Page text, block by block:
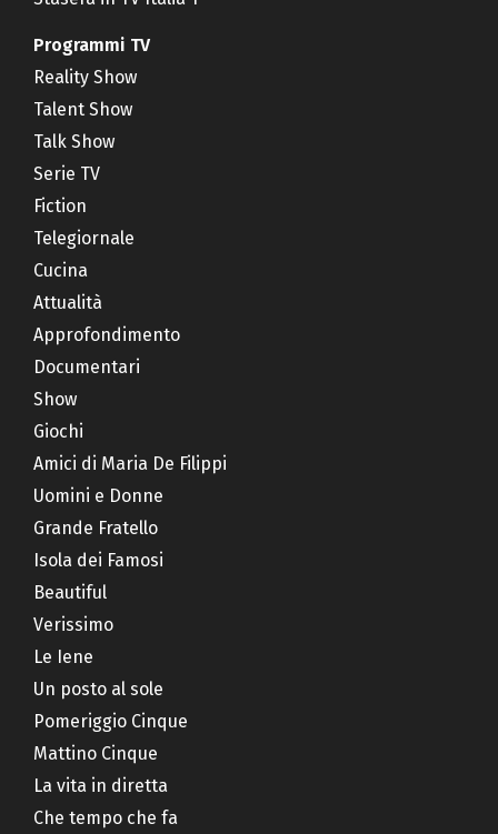
Programmi TV
Reality Show
Talent Show
Talk Show
Serie TV
Fiction
Telegiornale
Cucina
Attualità
Approfondimento
Documentari
Show
Giochi
Amici di Maria De Filippi
Uomini e Donne
Grande Fratello
Isola dei Famosi
Beautiful
Verissimo
Le Iene
Un posto al sole
Pomeriggio Cinque
Mattino Cinque
La vita in diretta
Che tempo che fa